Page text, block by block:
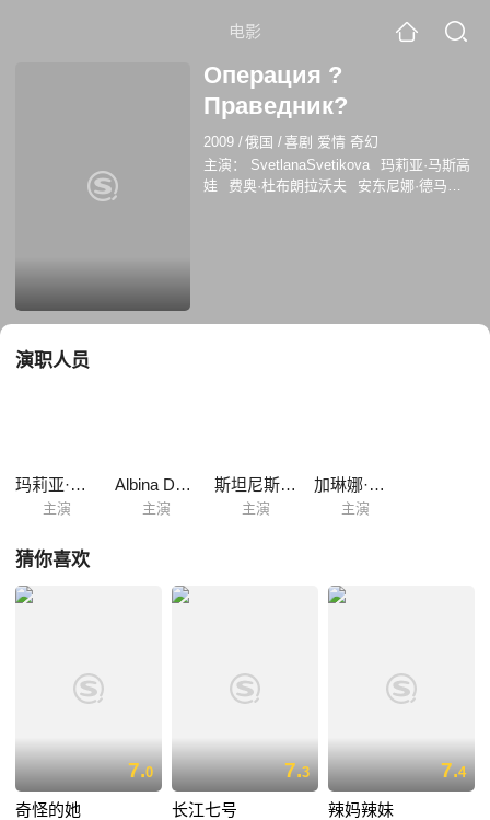
电影
Операция ?
Праведник?
2009 /俄国 /喜剧 爱情 奇幻
主演：
SvetlanaSvetikova
玛莉亚·马斯高
娃
费奥·杜布朗拉沃夫
安东尼娜·德马诺
演职人员
玛莉亚·马斯高娃
主演
Albina Dzhanabaeva
主演
斯坦尼斯拉夫·杜任科夫
主演
加琳娜·波尔斯基赫
主演
猜你喜欢
7.0
奇怪的她
7.3
长江七号
7.4
辣妈辣妹